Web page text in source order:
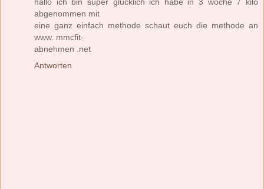
abgenommen mit
eine ganz einfach methode schaut euch die methode an
www. mmcfit-
abnehmen .net
Antworten